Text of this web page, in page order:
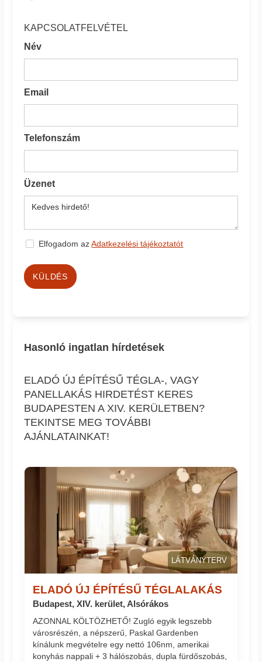
KAPCSOLATFELVÉTEL
Név
Email
Telefonszám
Üzenet
Elfogadom azAdatkezelési tájékoztatót
KÜLDÉS
Hasonló ingatlan hírdetések
ELADÓ ÚJ ÉPÍTÉSŰ TÉGLA-, VAGY
PANELLAKÁS HIRDETÉST KERES
BUDAPESTEN A XIV. KERÜLETBEN?
TEKINTSE MEG TOVÁBBI
AJÁNLATAINKAT!
LÁTVÁNYTERV
ELADÓ ÚJ ÉPÍTÉSŰ TÉGLALAKÁS
Budapest, XIV. kerület, Alsórákos
AZONNAL KÖLTÖZHETŐ! Zugló egyik legszebb
városrészén, a népszerű, Paskal Gardenben
kínálunk megvételre egy nettó 106nm, amerikai
konyhás nappali + 3 hálószobás, dupla fürdőszobás,